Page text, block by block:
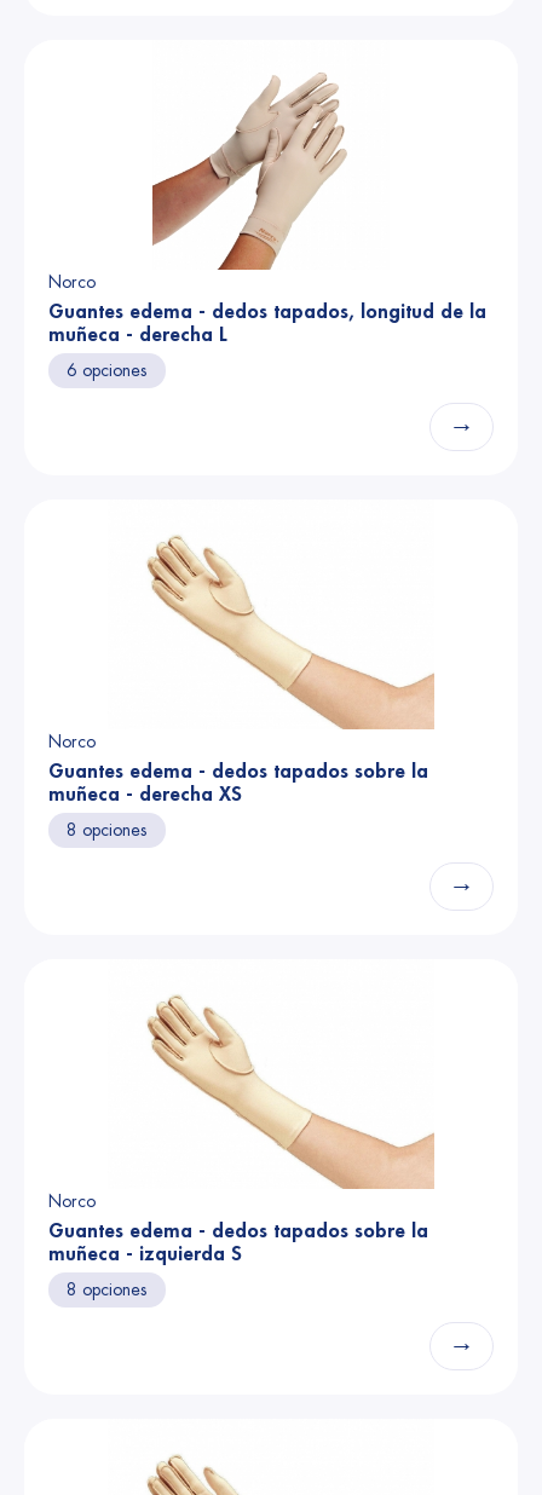
Norco
Guantes edema - dedos tapados, longitud de la
muñeca - derecha L
6 opciones
→
Norco
Guantes edema - dedos tapados sobre la
muñeca - derecha XS
8 opciones
→
Norco
Guantes edema - dedos tapados sobre la
muñeca - izquierda S
8 opciones
→